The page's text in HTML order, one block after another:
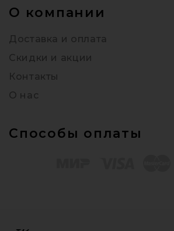
О компании
Доставка и оплата
Скидки и акции
Контакты
О нас
Способы оплаты